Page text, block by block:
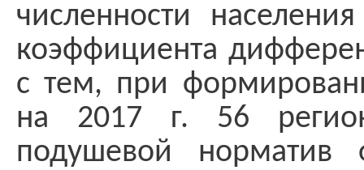
численности
коэффициента
с тем, при
на 2017 г. 56
подушевой норматив